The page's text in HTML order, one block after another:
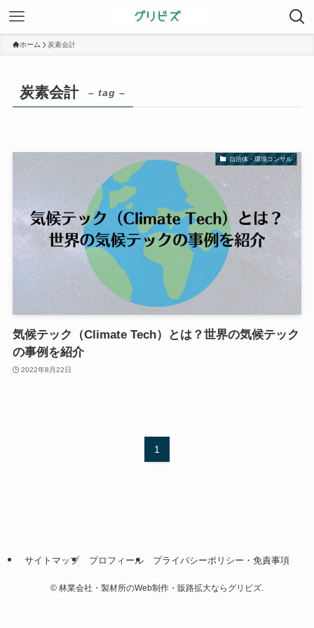
ホーム 炭素会計
炭素会計 – tag –
自治体・環境コンサル
気候テック（Climate Tech）とは？世界の気候テック
の事例を紹介
2022年8月22日
1
サイトマップ プロフィール プライバシーポリシー・免責事項
© 林業会社・製材所のWeb制作・販路拡大ならグリビズ.